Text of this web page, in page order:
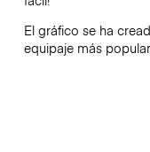
El gráfico se ha
equipaje más